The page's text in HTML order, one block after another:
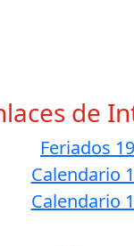
de
Feriados
Calendario
Calendario